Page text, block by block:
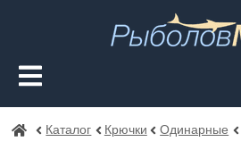
РыболовМаг
Каталог Крючки Одинарные